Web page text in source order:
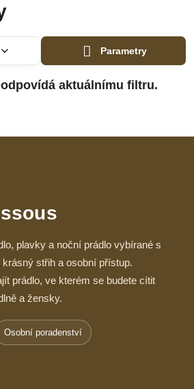
Parametry
plavky a noční prádlo vybírané s
střih a osobní přístup.
prádlo, ve kterém se budete cítit
a žensky.
Osobní poradenství